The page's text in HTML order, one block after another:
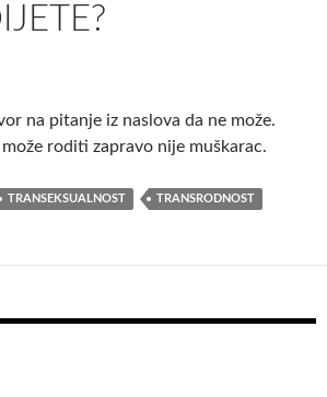
na pitanje iz naslova da ne može.
roditi zapravo nije muškarac.
TRANSEKSUALNOST TRANSRODNOST